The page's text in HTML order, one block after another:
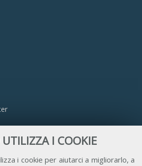
I COOKIE
i cookie per aiutarci a migliorarlo, a